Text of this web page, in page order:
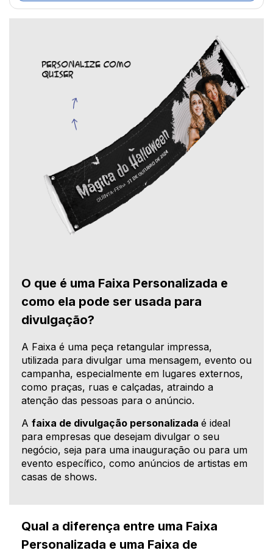
O que é uma Faixa Personalizada e
como ela pode ser usada para
divulgação?
A Faixa é uma peça retangular impressa,
utilizada para divulgar uma mensagem, evento ou
campanha, especialmente em lugares externos,
como praças, ruas e calçadas, atraindo a
atenção das pessoas para o anúncio.
A faixa de divulgação personalizada é ideal
para empresas que desejam divulgar o seu
negócio, seja para uma inauguração ou para um
evento específico, como anúncios de artistas em
casas de shows.
Qual a diferença entre uma Faixa
Personalizada e uma Faixa de